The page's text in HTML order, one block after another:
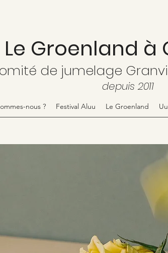
Le Groenland à
de jumelage
depuis 2011
nous ? Festival Aluu Le Groenland